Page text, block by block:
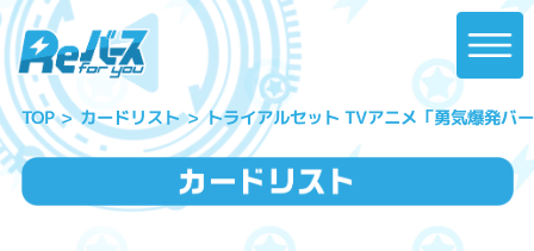
TOP カードリスト トライアルセット TVアニメ「勇気爆発バ